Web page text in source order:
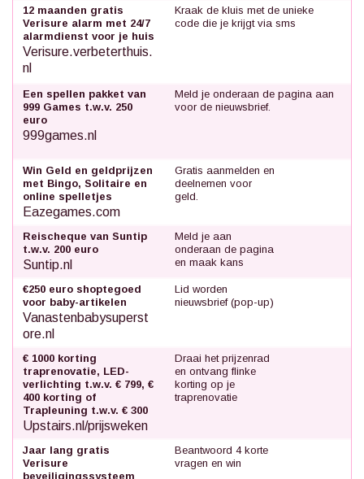
12 maanden gratis
Verisure alarm met 24/7
alarmdienst voor je huis
Verisure.verbeterthuis.
nl
Kraak de kluis met de unieke
code die je krijgt via sms
Een spellen pakket van
999 Games t.w.v. 250
euro
999games.nl
Meld je onderaan de pagina aan
voor de nieuwsbrief.
Win Geld en geldprijzen
met Bingo, Solitaire en
online spelletjes
Eazegames.com
Gratis aanmelden en
deelnemen voor
geld.
Reischeque van Suntip
t.w.v. 200 euro
Suntip.nl
Meld je aan
onderaan de pagina
en maak kans
€250 euro shoptegoed
voor baby-artikelen
Vanastenbabysuperst
ore.nl
Lid worden
nieuwsbrief (pop-up)
€ 1000 korting
traprenovatie, LED-
verlichting t.w.v. € 799, €
400 korting of
Trapleuning t.w.v. € 300
Upstairs.nl/prijsweken
Draai het prijzenrad
en ontvang flinke
korting op je
traprenovatie
Jaar lang gratis
Verisure
beveiligingssysteem
Beantwoord 4 korte
vragen en win